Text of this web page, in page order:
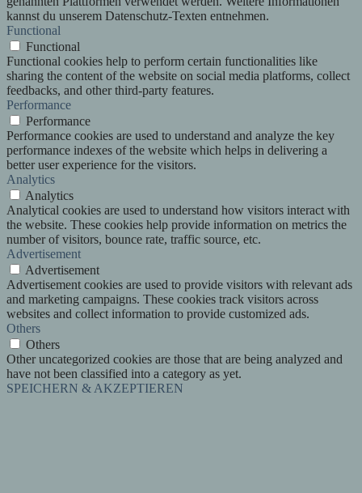
kannst du unserem Datenschutz-Texten entnehmen.
Functional
Functional
Functional cookies help to perform certain functionalities like
sharing the content of the website on social media platforms, collect
feedbacks, and other third-party features.
Performance
Performance
Performance cookies are used to understand and analyze the key
performance indexes of the website which helps in delivering a
better user experience for the visitors.
Analytics
Analytics
Analytical cookies are used to understand how visitors interact with
the website. These cookies help provide information on metrics the
number of visitors, bounce rate, traffic source, etc.
Advertisement
Advertisement
Advertisement cookies are used to provide visitors with relevant ads
and marketing campaigns. These cookies track visitors across
websites and collect information to provide customized ads.
Others
Others
Other uncategorized cookies are those that are being analyzed and
have not been classified into a category as yet.
SPEICHERN & AKZEPTIEREN